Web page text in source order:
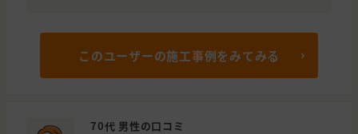
このユーザーの施工事例をみてみる
70代 男性の口コミ